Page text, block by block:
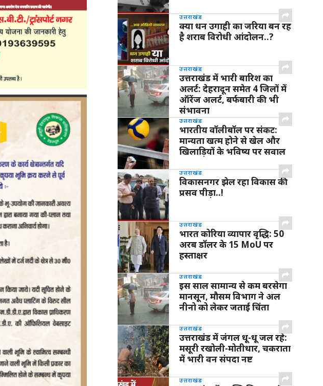
उत्तराखंड
क्या धन उगाही का जरिया बन रह
है शराब विरोधी आंदोलन..?
उत्तराखंड
उत्तराखंड में भारी बारिश का
अलर्ट: देहरादून समेत 4 जिलों में
ऑरेंज अलर्ट, बर्फबारी की भी
संभावना
उत्तराखंड
भारतीय वॉलीबॉल पर संकट:
मान्यता खत्म होने से खेल और
खिलाड़ियों के भविष्य पर सवाल
उत्तराखंड
विकासनगर झेल रहा विकास की
प्रसव पीड़ा..!
उत्तराखंड
भारत कोरिया व्यापार वृद्धि: 50
अरब डॉलर के 15 MoU पर
हस्ताक्षर
उत्तराखंड
इस साल सामान्य से कम बरसेगा
मानसून, मौसम विभाग ने अल
नीनो को लेकर जताई चिंता
उत्तराखंड
उत्तराखंड में जंगल धू-धू जल रहे:
मसूरी रखोली-मोतीधार, चकराता
में भारी वन संपदा नष्ट
उत्तराखंड